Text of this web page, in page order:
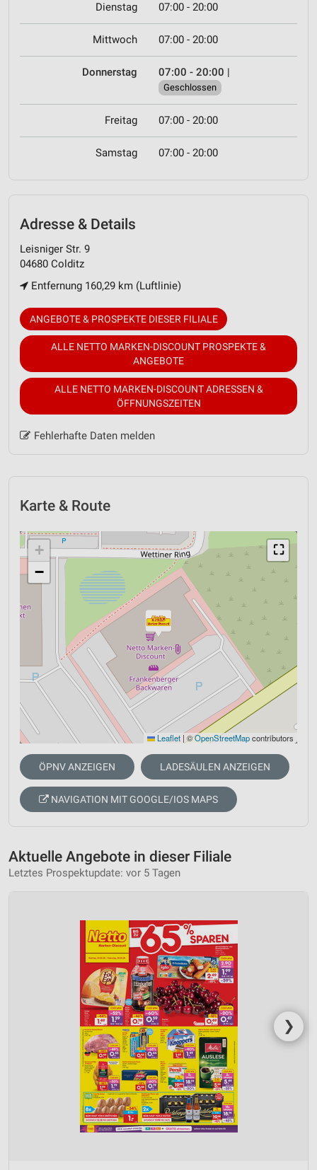
Dienstag 07:00 - 20:00
Mittwoch 07:00 - 20:00
Donnerstag 07:00 - 20:00 |
Geschlossen
Freitag 07:00 - 20:00
Samstag 07:00 - 20:00
Adresse & Details
Leisniger Str. 9
04680 Colditz
Entfernung 160,29 km (Luftlinie)
ANGEBOTE & PROSPEKTE DIESER FILIALE
ALLE NETTO MARKEN-DISCOUNT PROSPEKTE &
ANGEBOTE
ALLE NETTO MARKEN-DISCOUNT ADRESSEN &
ÖFFNUNGSZEITEN
Fehlerhafte Daten melden
Karte & Route
⛶
+
−
Leaflet | ©OpenStreetMapcontributors
ÖPNV ANZEIGEN LADESÄULEN ANZEIGEN
NAVIGATION MIT GOOGLE/IOS MAPS
Aktuelle Angebote in dieser Filiale
Letztes Prospektupdate: vor 5 Tagen
❯